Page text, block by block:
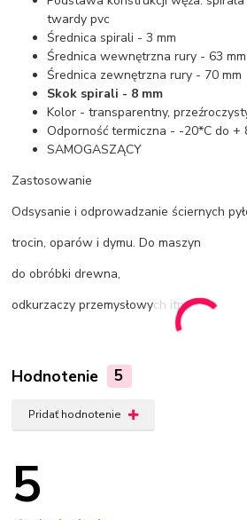
twardy pvc
Średnica spirali - 3 mm
Średnica wewnętrzna rury - 63 mm
Średnica zewnętrzna rury - 70 mm
Skok spirali - 8 mm
Kolor - transparentny,
Odporność termiczna - -20*C do +
SAMOGASZĄCY
Zastosowanie
Odsysanie i odprowadzanie ściernych
trocin, oparów i dymu. Do maszyn
do obróbki drewna,
odkurzaczy przemysłowych itp.
Hodnotenie 5
Pridať hodnotenie
5